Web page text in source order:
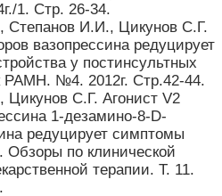
1. Стр. 26-34.
Степанов И.И., Цикунов С.Г.
вазопрессина редуцирует
у постинсультных
РАМН. №4. 2012г. Стр.42-44.
С.Г. Агонист V2
1-дезамино-8-D-
редуцирует симптомы
по клинической
терапии. Т. 11.